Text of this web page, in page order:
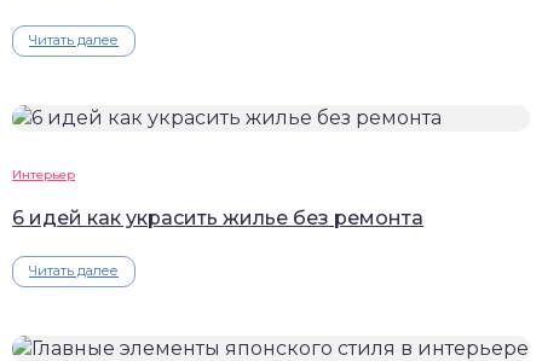
Читать далее
Интерьер
6 идей как украсить жилье без ремонта
Читать далее